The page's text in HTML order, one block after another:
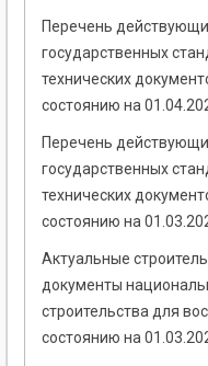
Перечень
государственных
технических
состоянию на
Перечень
государственных
технических
состоянию на
Актуальные
документы
строительства для
состоянию на